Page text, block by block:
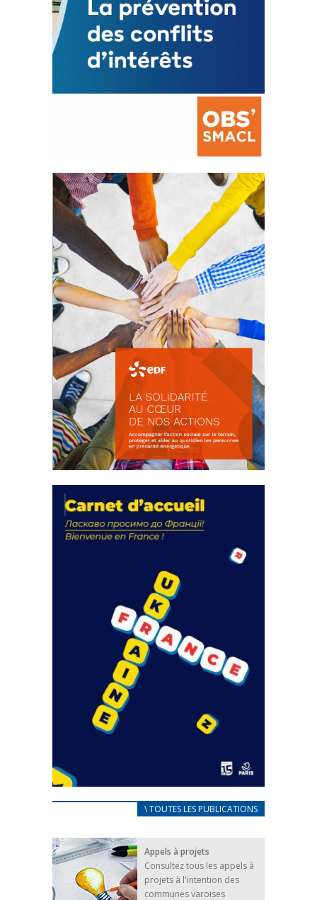
La prévention des conflits
d’intérêts
18 septembre 2023
FEUILLETER
actions
18 septembre 2023
FEUILLETER
CARNET D’ACCUEIL
25 avril 2022
Afin d’accompagner au mieux les réfugiés
ukrainiens arrivés en France,...
FEUILLETER
\ TOUTES LES PUBLICATIONS
Appels à projets
Consultez tous les appels à
projets à l'intention des
communes varoises